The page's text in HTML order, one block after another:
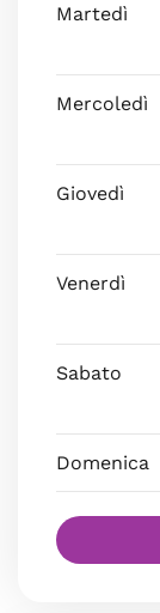
Martedì
Mercoledì
Giovedì
Venerdì
Sabato
Domenica